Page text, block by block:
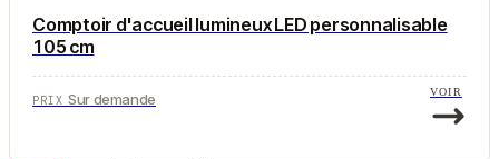
Comptoir d'accueil lumineux LED personnalisable
105 cm
PRIX Sur demande VOIR